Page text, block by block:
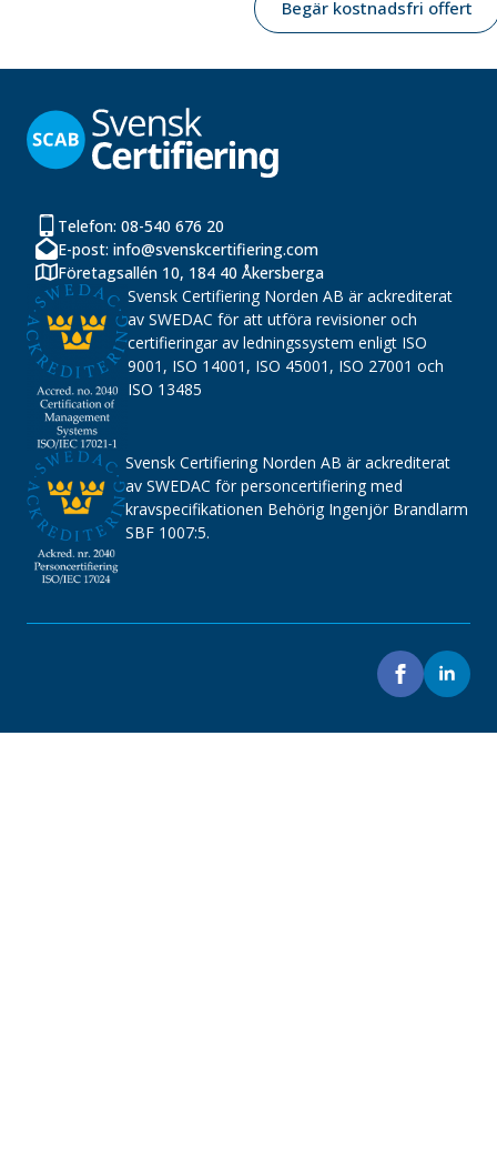
Begär kostnadsfri offert
Telefon: 08-540 676 20
E-post: info@svenskcertifiering.com
Företagsallén 10, 184 40 Åkersberga
Svensk Certifiering Norden AB är ackrediterat
av SWEDAC för att utföra revisioner och
certifieringar av ledningssystem enligt ISO
9001, ISO 14001, ISO 45001, ISO 27001 och
ISO 13485
Svensk Certifiering Norden AB är ackrediterat
av SWEDAC för personcertifiering med
kravspecifikationen Behörig Ingenjör Brandlarm
SBF 1007:5.